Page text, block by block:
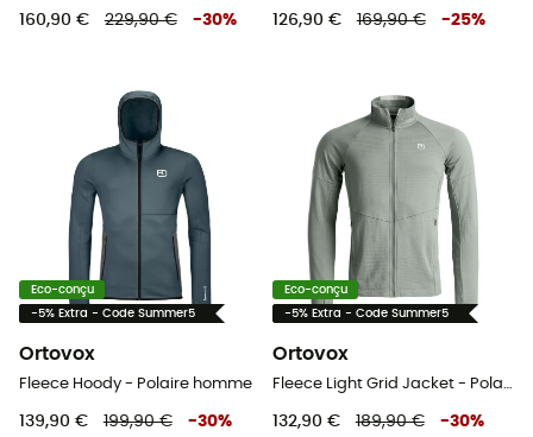
160,90 € 229,90 € -30% 126,90 € 169,90 € -25%
Eco-conçu
-5% Extra - Code Summer5
Ortovox
Fleece Hoody - Polaire homme
139,90 € 199,90 € -30%
Eco-conçu
-5% Extra - Code Summer5
Ortovox
Fleece Light Grid Jacket - Polaire en laine mérinos homme
132,90 € 189,90 € -30%